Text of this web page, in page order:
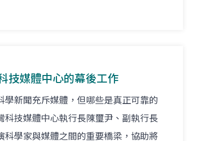
技媒體中心的幕後工作
新聞充斥媒體，但哪些是真正可靠的
技媒體中心執行長陳璽尹、副執行長
科學家與媒體之間的重要橋梁，協助將